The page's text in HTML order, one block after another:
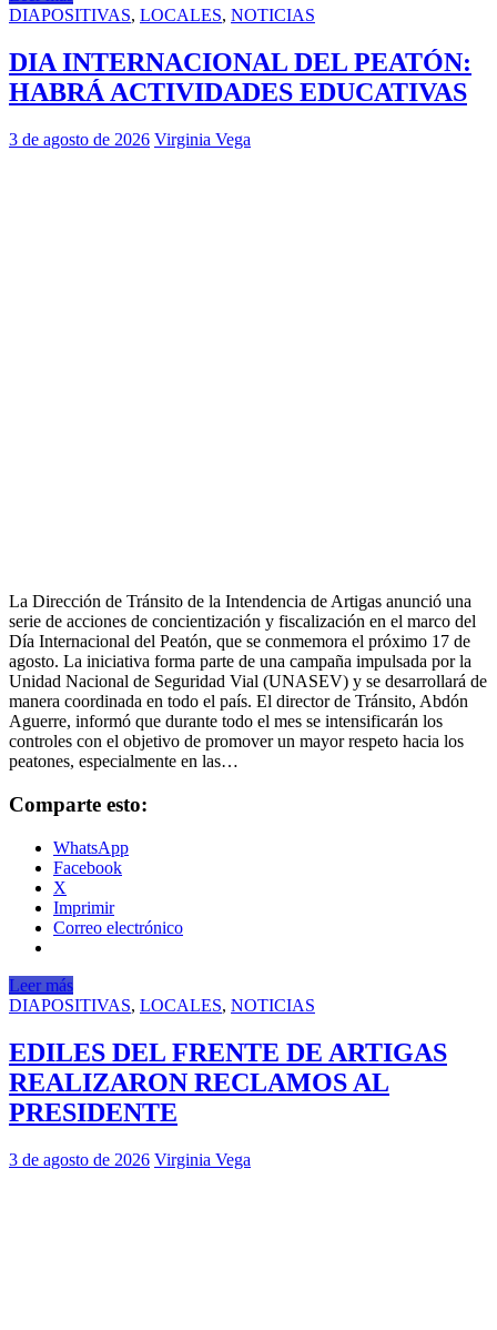
DIAPOSITIVAS, LOCALES, NOTICIAS
DIA INTERNACIONAL DEL PEATÓN:
HABRÁ ACTIVIDADES EDUCATIVAS
3 de agosto de 2026 Virginia Vega
La Dirección de Tránsito de la Intendencia de Artigas anunció una
serie de acciones de concientización y fiscalización en el marco del
Día Internacional del Peatón, que se conmemora el próximo 17 de
agosto. La iniciativa forma parte de una campaña impulsada por la
Unidad Nacional de Seguridad Vial (UNASEV) y se desarrollará de
manera coordinada en todo el país. El director de Tránsito, Abdón
Aguerre, informó que durante todo el mes se intensificarán los
controles con el objetivo de promover un mayor respeto hacia los
peatones, especialmente en las…
Comparte esto:
WhatsApp
Facebook
X
Imprimir
Correo electrónico
Leer más
DIAPOSITIVAS, LOCALES, NOTICIAS
EDILES DEL FRENTE DE ARTIGAS
REALIZARON RECLAMOS AL
PRESIDENTE
3 de agosto de 2026 Virginia Vega